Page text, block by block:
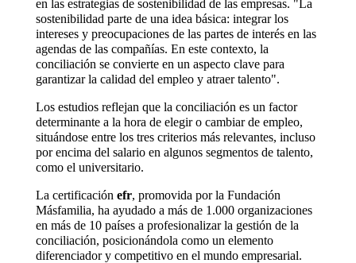
en las estrategias de sostenibilidad de las empresas. "La
sostenibilidad parte de una idea básica: integrar los
intereses y preocupaciones de las partes de interés en las
agendas de las compañías. En este contexto, la
conciliación se convierte en un aspecto clave para
garantizar la calidad del empleo y atraer talento".
Los estudios reflejan que la conciliación es un factor
determinante a la hora de elegir o cambiar de empleo,
situándose entre los tres criterios más relevantes, incluso
por encima del salario en algunos segmentos de talento,
como el universitario.
La certificación efr, promovida por la Fundación
Másfamilia, ha ayudado a más de 1.000 organizaciones
en más de 10 países a profesionalizar la gestión de la
conciliación, posicionándola como un elemento
diferenciador y competitivo en el mundo empresarial.